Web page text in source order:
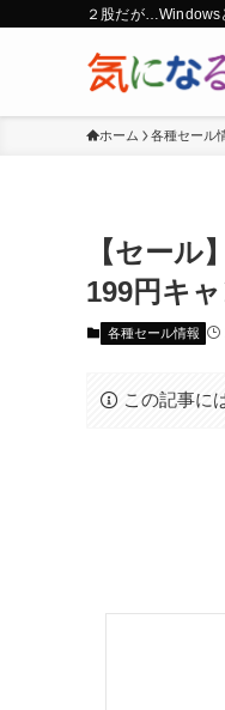
２股だが…Windows
ホーム 各種セール
【セー
199円キ
各種セール情報
この記事に